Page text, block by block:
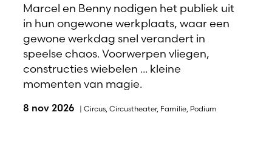
Marcel en Benny nodigen het publiek uit
in hun ongewone werkplaats, waar een
gewone werkdag snel verandert in
speelse chaos. Voorwerpen vliegen,
constructies wiebelen ... kleine
momenten van magie.
8 nov 2026 | Circus, Circustheater, Familie, Podium